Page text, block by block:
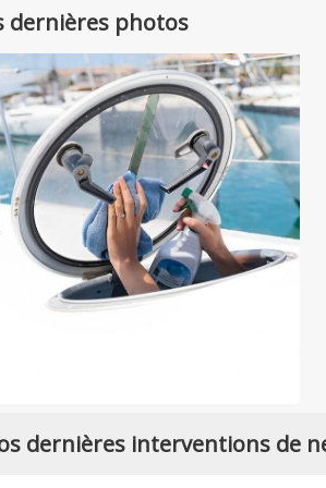
dernières photos
dernières interventions de